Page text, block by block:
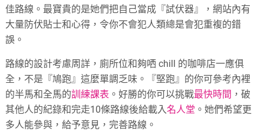
佳路線。最寶貴的是她們把自己當成『試伏器』，網站內有
大量防伏貼士和心得，令你不會犯人類總是會犯重複的錯
誤。
路線的設計考慮周詳，廁所位和夠哂 chill 的咖啡店一應俱
全，不是『鳩跑』這麼單調乏味。『堅跑』的你可參考內裡
的半馬和全馬的訓練課表 。好勝的你可以挑戰最快時間 ，破
其他人的紀錄和完走10條路線後給載入名人堂 。她們希望更
多人能參與，給予意見，完善路線。